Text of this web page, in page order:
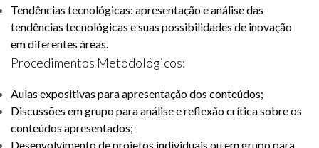
Tendências tecnológicas: apresentação e análise das
tendências tecnológicas e suas possibilidades de inovação
em diferentes áreas.
Procedimentos Metodológicos:
Aulas expositivas para apresentação dos conteúdos;
Discussões em grupo para análise e reflexão crítica sobre os
conteúdos apresentados;
Desenvolvimento de projetos individuais ou em grupo para